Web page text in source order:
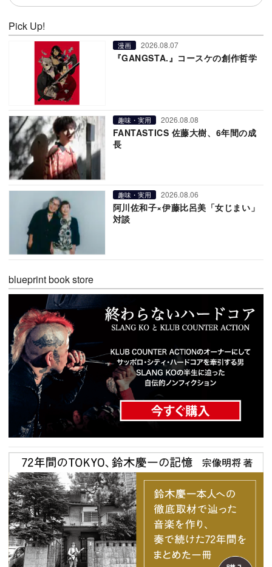
Pick Up!
漫画 2026.08.07
『GANGSTA.』コースケの創作哲学
趣味・実用 2026.08.08
FANTASTICS 佐藤大樹、6年間の成
長
趣味・実用 2026.08.06
阿川佐和子×伊藤比呂美「女じまい」
対談
blueprint book store